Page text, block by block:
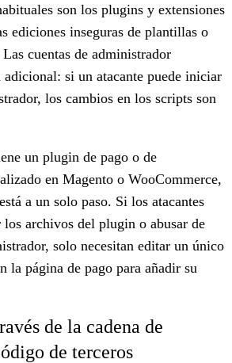
son los plugins y extensiones
ediciones inseguras de plantillas o
cuentas de administrador
adicional: si un atacante puede iniciar
los cambios en los scripts son
un plugin de pago o de
en Magento o WooCommerce,
a un solo paso. Si los atacantes
archivos del plugin o abusar de
solo necesitan editar un único
la página de pago para añadir su
de la cadena de
de terceros